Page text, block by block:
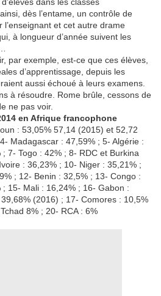
dès l’entame, un contrôle de
et cet autre drame
à longueur d’année suivent les
par exemple, est-ce que ces élèves,
d’apprentissage, depuis les
aussi échoué à leurs examens.
à résoudre. Rome brûle, cessons de
ne pas voir.
en Afrique francophone
: 53,05% 57,14 (2015) et 52,72
Madagascar : 47,59% ; 5- Algérie :
7- Togo : 42% ; 8- RDC et Burkina
: 36,23% ; 10- Niger : 35,21% ;
; 12- Benin : 32,5% ; 13- Congo :
15- Mali : 16,24% ; 16- Gabon :
(2016) ; 17- Comores : 10,5%
8% ; 20- RCA : 6%